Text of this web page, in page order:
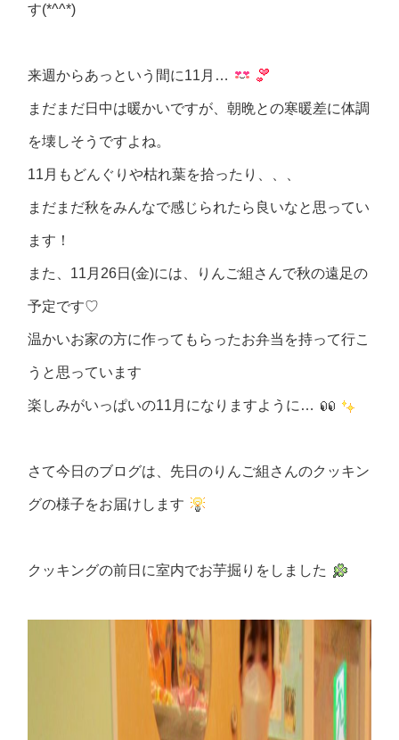
す(*^^*)
来週からあっという間に11 月…
まだまだ日中は暖かいですが、朝晩との寒暖差に体調
を壊しそうですよね。
11 月もどんぐりや枯れ葉を拾ったり、
まだまだ秋をみんなで感じられたら良いなと思ってい
ます！
また、 11 月 26日 (金)には、りんご組さんで秋の遠足の
予定です♡
温かいお家の方に作ってもらったお弁当を持って行こ
うと思っています
楽しみがいっぱいの11 月になりますように…
さて今日のブログは、先日のりんご組さんのクッキン
グの様子をお届けします
クッキングの前日に室内でお芋掘りをしました